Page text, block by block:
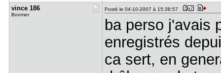
vince 186
Boomer
Posté le 04-10-2007 à 15:38:57
ba perso j'avais
enregistrés
ca sert, en